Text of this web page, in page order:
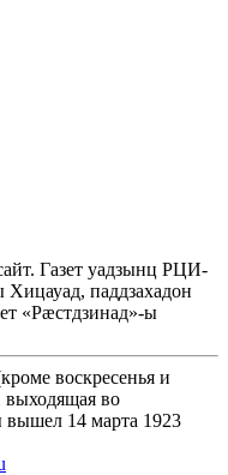
Газет уадзынц РЦИ-
паддзахадон
«Рæстдзинад»-ы
воскресенья и
выходящая во
вышел 14 марта 1923